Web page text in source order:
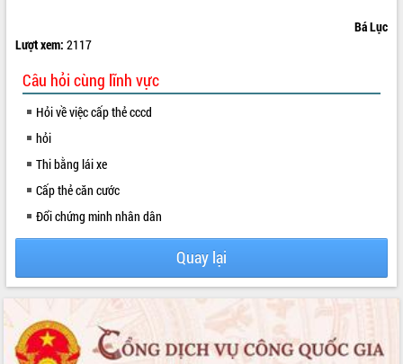
Khám bệnh, cấp phát thuốc miễn phí
và tặng quà người dân xã Cư Pui
tháng 7/2026
Lễ truy tặng danh hiệu “Bà Mẹ Việt
Nam Anh hùng” và trao Huân chương
Lao động
UBND tỉnh Đắk Lắk triển khai nhiệm
vụ 6 tháng cuối năm 2026
Kỳ họp thứ Hai, Hội đồng nhân dân
ALBUM ẢNH
Bá Lục
Lượt xem: 2117
Câu hỏi cùng lĩnh vực
Hỏi về việc cấp thẻ cccd
hỏi
Thi bằng lái xe
Cấp thẻ căn cước
Đổi chứng minh nhân dân
Quay lại